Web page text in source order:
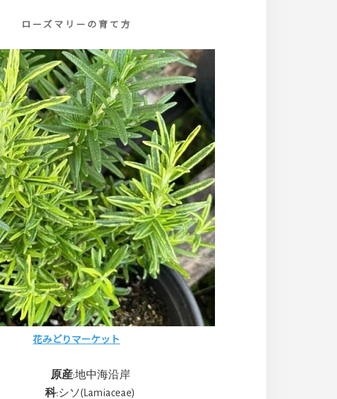
ローズマリーの育て方
花みどりマーケット
原産:地中海沿岸
科:シソ(Lamiaceae)